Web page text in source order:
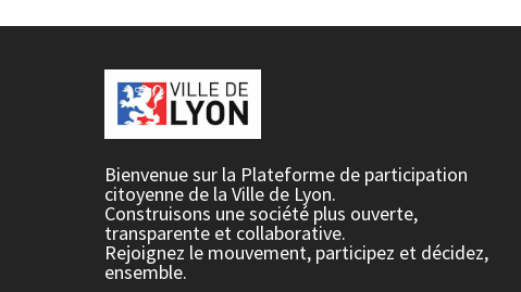
Bienvenue sur la Plateforme de participation
citoyenne de la Ville de Lyon.
Construisons une société plus ouverte,
transparente et collaborative.
Rejoignez le mouvement, participez et décidez,
ensemble.